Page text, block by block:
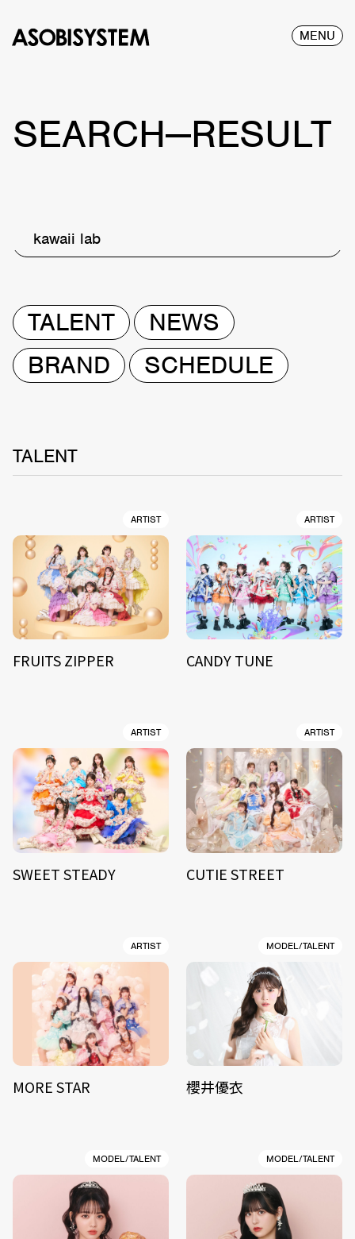
MENU
SEARCH—RESULT
kawaii lab
TALENT
NEWS
BRAND
SCHEDULE
TALENT
ARTIST
FRUITS ZIPPER
ARTIST
CANDY TUNE
ARTIST
SWEET STEADY
ARTIST
CUTIE STREET
ARTIST
MORE STAR
MODEL/TALENT
櫻井優衣
MODEL/TALENT MODEL/TALENT